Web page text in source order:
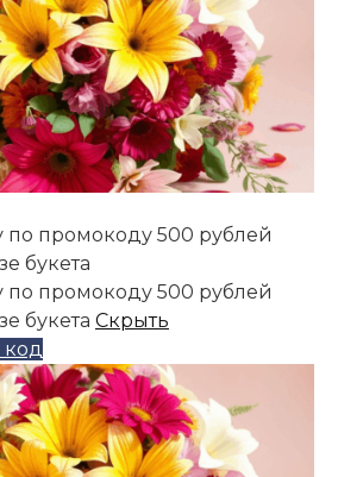
по промокоду 500 рублей
букета
по промокоду 500 рублей
букета Скрыть